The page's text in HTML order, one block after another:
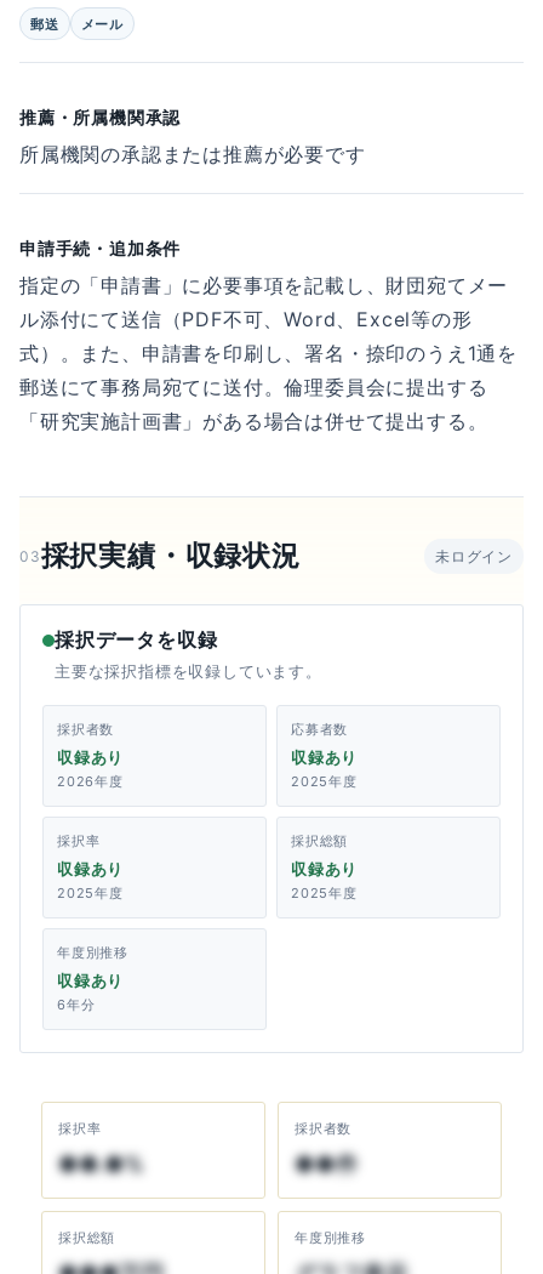
郵送 メール
推薦・所属機関承認
所属機関の承認または推薦が必要です
申請手続・追加条件
指定の「申請書」に必要事項を記載し、財団宛てメー
ル添付にて送信（PDF不可、Word、Excel等の形
式）。また、申請書を印刷し、署名・捺印のうえ1通を
郵送にて事務局宛てに送付。倫理委員会に提出する
「研究実施計画書」がある場合は併せて提出する。
03採択実績・収録状況 未ログイン
採択データを収録
主要な採択指標を収録しています。
採択者数
収録あり
2026年度
応募者数
収録あり
2025年度
採択率
収録あり
2025年度
採択総額
収録あり
2025年度
年度別推移
収録あり
6年分
採択率
●●.●%
採択者数
●●件
採択総額 年度別推移